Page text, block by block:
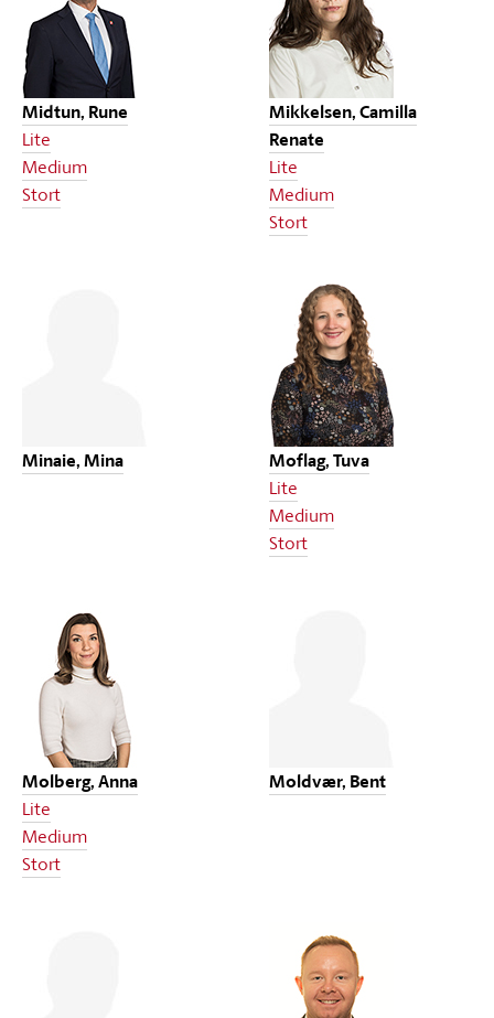
Midtun, Rune
Lite
Medium
Stort
Mikkelsen, Camilla
Renate
Lite
Medium
Stort
Minaie, Mina Moflag, Tuva
Lite
Medium
Stort
Molberg, Anna
Lite
Medium
Stort
Moldvær, Bent